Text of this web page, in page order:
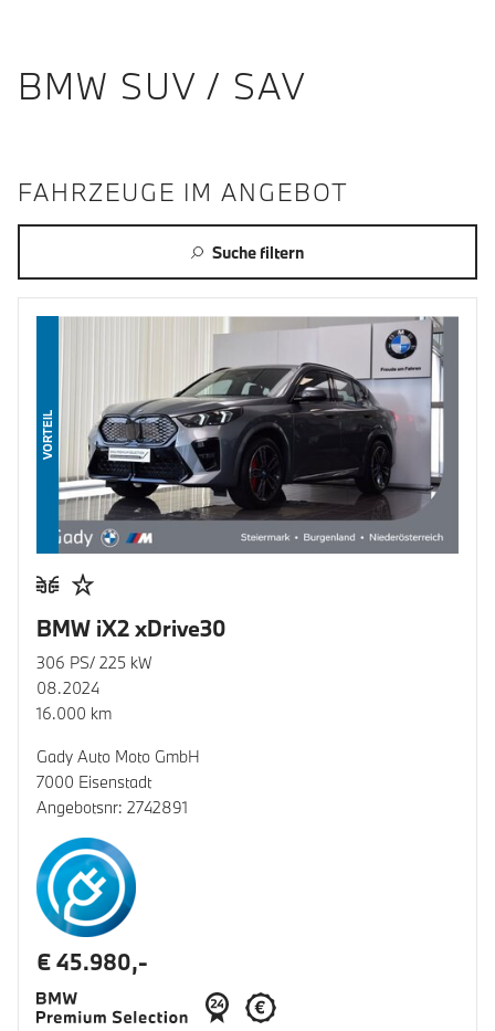
BMW SUV / SAV
FAHRZEUGE IM ANGEBOT
Suche filtern
VORTEIL
BMW iX2 xDrive30
306 PS/ 225 kW
08.2024
16.000 km
Gady Auto Moto GmbH
7000 Eisenstadt
Angebotsnr: 2742891
€ 45.980,-